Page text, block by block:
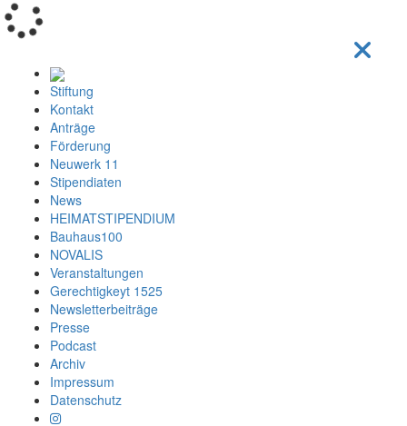
Stiftung
Kontakt
Anträge
Förderung
Neuwerk 11
Stipendiaten
News
HEIMATSTIPENDIUM
Bauhaus100
NOVALIS
Veranstaltungen
Gerechtigkeyt 1525
Newsletterbeiträge
Presse
Podcast
Archiv
Impressum
Datenschutz